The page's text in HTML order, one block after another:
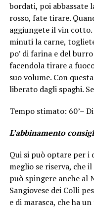
bordati, poi abbassate
rosso, fate tirare.
aggiungete il vin
minuti la carne,
po’ di farina e del
facendola tirare a
suo volume. Con
liberato dagli spaghi.
Tempo stimato: 60’–
L’abbinamento
Qui si può optare per i
meglio se riserva, che
può spingere anche al
Sangiovese dei Colli
e di marasca, che ha